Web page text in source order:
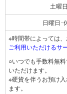
土曜日
日曜日･
※時間帯によっては
ご利用いただけるサ
○いつでも手数料無
いただけます。
※硬貨を伴うお預け
ます。